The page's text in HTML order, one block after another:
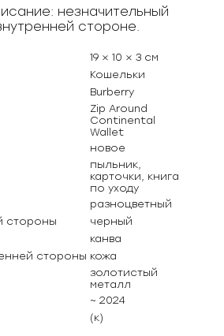
незначительный
стороне.
19 × 10 × 3 см
Кошельки
Burberry
Zip Around
Continental
Wallet
новое
пыльник,
карточки, книга
по уходу
разноцветный
стороны
черный
канва
стороны кожа
золотистый
металл
~ 2024
(к)